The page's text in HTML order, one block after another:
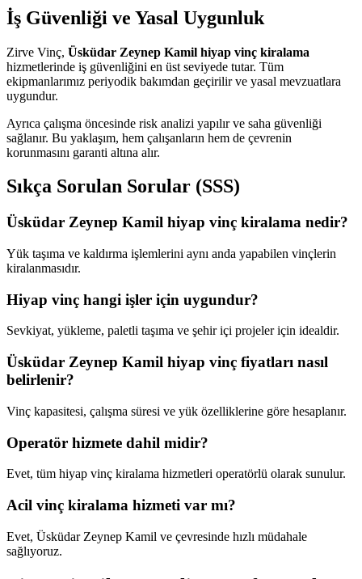
İş Güvenliği ve Yasal Uygunluk
Zirve Vinç, Üsküdar Zeynep Kamil hiyap vinç kiralama
hizmetlerinde iş güvenliğini en üst seviyede tutar. Tüm
ekipmanlarımız periyodik bakımdan geçirilir ve yasal mevzuatlara
uygundur.
Ayrıca çalışma öncesinde risk analizi yapılır ve saha güvenliği
sağlanır. Bu yaklaşım, hem çalışanların hem de çevrenin
korunmasını garanti altına alır.
Sıkça Sorulan Sorular (SSS)
Üsküdar Zeynep Kamil hiyap vinç kiralama nedir?
Yük taşıma ve kaldırma işlemlerini aynı anda yapabilen vinçlerin
kiralanmasıdır.
Hiyap vinç hangi işler için uygundur?
Sevkiyat, yükleme, paletli taşıma ve şehir içi projeler için idealdir.
Üsküdar Zeynep Kamil hiyap vinç fiyatları nasıl
belirlenir?
Vinç kapasitesi, çalışma süresi ve yük özelliklerine göre hesaplanır.
Operatör hizmete dahil midir?
Evet, tüm hiyap vinç kiralama hizmetleri operatörlü olarak sunulur.
Acil vinç kiralama hizmeti var mı?
Evet, Üsküdar Zeynep Kamil ve çevresinde hızlı müdahale
sağlıyoruz.